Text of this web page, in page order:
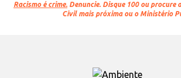
Racismo é crime. Denuncie. Disque 100 ou procure
Civil mais próxima ou o Ministério